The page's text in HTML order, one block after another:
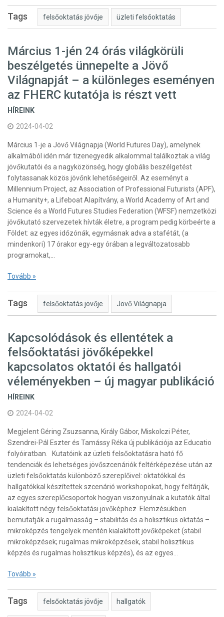
Tags felsőoktatás jövője üzleti felsőoktatás
Március 1-jén 24 órás világkörüli
beszélgetés ünnepelte a Jövő
Világnapját – a különleges eseményen
az FHERC kutatója is részt vett
HÍREINK
2024-04-02
Március 1-je a Jövő Világnapja (World Futures Day), amelynek
alkalmából idén már tizenegyedik alkalommal találkoztak a világ
jövőkutatói és a nagyközönség, hogy globális beszélgetést
folytassanak közös jövőnk lehetőségeiről. Az eseményt a
Millennium Project, az Association of Professional Futurists (APF),
a Humanity+, a Lifeboat Alapítvány, a World Academy of Art and
Science és a World Futures Studies Federation (WFSF) nemzetközi
jövőkutató szervezetek hívták életre, a program pedig körbeérte a
Földet: az egyes időzónák, egymásnak adva a stafétát, (a
mindenkori) 17 órakor egy-egy órában a legváltozatosabb
programokat,…
Tovább »
Tags felsőoktatás jövője Jövő Világnapja
Kapcsolódások és ellentétek a
felsőoktatási jövőképekkel
kapcsolatos oktatói és hallgatói
véleményekben – új magyar publikáció
HÍREINK
2024-04-02
Megjelent Géring Zsuzsanna, Király Gábor, Miskolczi Péter,
Szendrei-Pál Eszter és Tamássy Réka új publikációja az Educatio
folyóiratban. Kutatóink az üzleti felsőoktatásra ható fő
tendenciák és lehetséges jövőszcenáriók feltérképezése után az
üzleti felsőoktatás különböző szereplőivel: oktatókkal és
hallgatókkal készítettek szcenárió workshopokat, hogy feltárják,
az egyes szereplőcsoportok hogyan viszonyulnak a kutatók által
kialakított négy felsőoktatási jövőképhez. Elemzésükben
bemutatják a rugalmasság – stabilitás és a holisztikus oktatás –
mikroképzés tengelyek mentén kialakított jövőképeket (stabil
mikroképzések; rugalmas mikroképzések, stabil holisztikus
képzés és rugalmas holisztikus képzés), és az egyes…
Tovább »
Tags felsőoktatás jövője hallgatók